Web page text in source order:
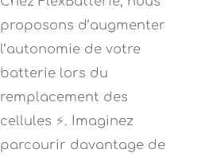
proposons d’augmenter
l’autonomie de votre
batterie lors du
remplacement des
cellules ⚡. Imaginez
parcourir davantage de